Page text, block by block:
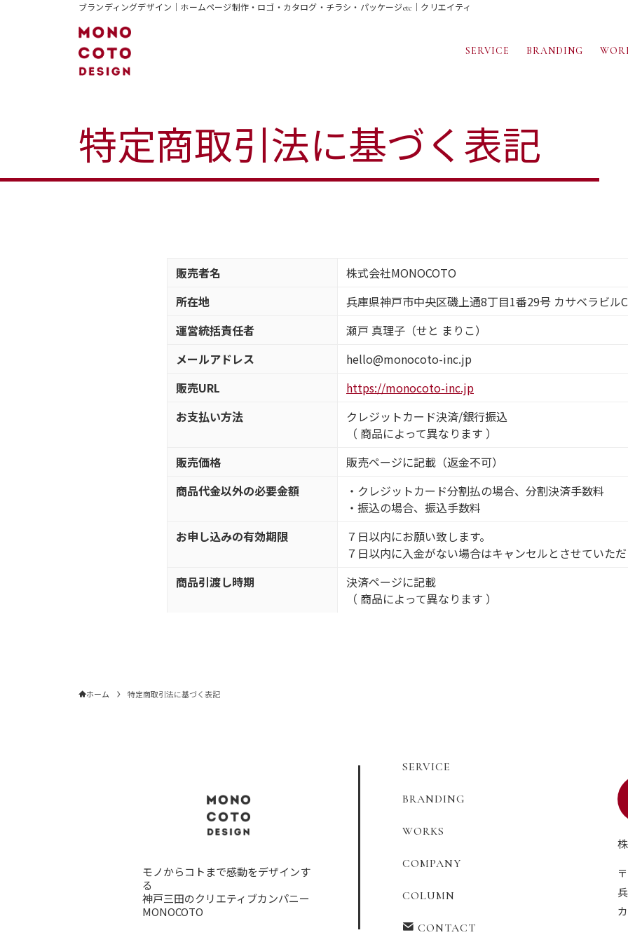
ブランディングデザイン｜ホームページ制作・ロゴ・カタログ・チラシ・パッケージetc｜クリエイティブの力でもう一歩、先へ。
SERVICE BRANDING
特定商取引法に基づく表記
販売者名
株式会社MONOCOTO
所在地
兵庫県神戸市中央区磯上通8丁目1番29号 カサベラビル
運営統括責任者
瀬戸 真理子（せと まりこ）
メールアドレス
hello@monocoto-inc.jp
販売URL
https://monocoto-inc.jp
お支払い方法
クレジットカード決済/銀行振込
（ 商品によって異なります ）
販売価格
販売ページに記載（返金不可）
商品代金以外の必要金額
・クレジットカード分割払の場合、分割決済手数料
・振込の場合、振込手数料
お申し込みの有効期限
７日以内にお願い致します。
７日以内に入金がない場合はキャンセルとさせていた
商品引渡し時期
決済ページに記載
（ 商品によって異なります ）
ホーム 特定商取引法に基づく表記
モノからコトまで感動をデザインす
る
神戸三田のクリエティブカンパニー
MONOCOTO
SERVICE
BRANDING
WORKS
COMPANY
COLUMN
CONTACT